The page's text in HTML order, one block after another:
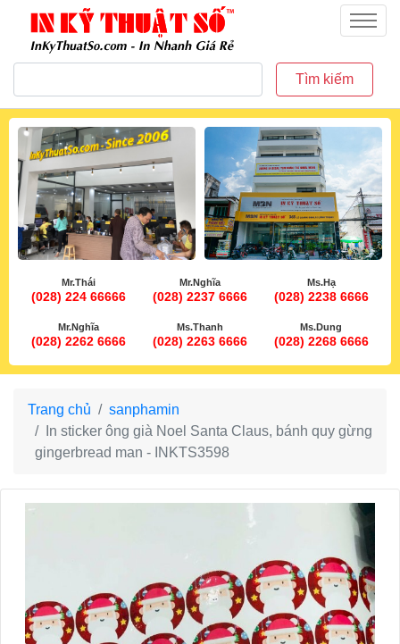
inkythuatso.com
Menu
Tìm kiếm
Mr.Thái
(028) 224 66666
Mr.Nghĩa
(028) 2237 6666
Ms.Hạ
(028) 2238 6666
Mr.Nghĩa
(028) 2262 6666
Ms.Thanh
(028) 2263 6666
Ms.Dung
(028) 2268 6666
Trang chủ
sanphamin
In sticker ông già Noel Santa Claus, bánh quy gừng
gingerbread man - INKTS3598